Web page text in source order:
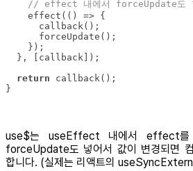
// effect 내에서 forceUpdate도
    effect(
() =>
return
}
use$는 useEffect 내에서 effect를
forceUpdate도 넣어서 값이 변경되면 컴
합니다. (실제는 리액트의